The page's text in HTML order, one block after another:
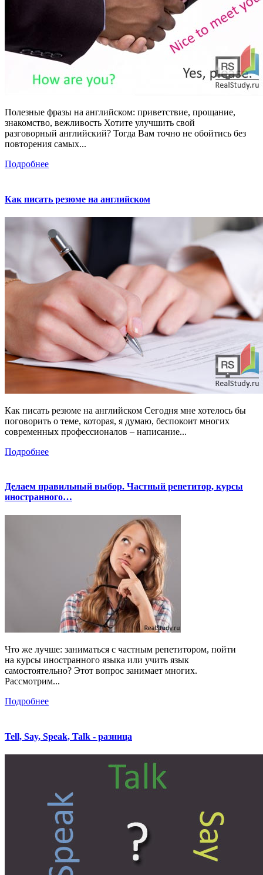
Полезные фразы на английском: приветствие, прощание,
знакомство, вежливость Хотите улучшить свой
разговорный английский? Тогда Вам точно не обойтись без
повторения самых...
Подробнее
Как писать резюме на английском
Как писать резюме на английском Сегодня мне хотелось бы
поговорить о теме, которая, я думаю, беспокоит многих
современных профессионалов – написание...
Подробнее
Делаем правильный выбор. Частный репетитор, курсы
иностранного…
Что же лучше: заниматься с частным репетитором, пойти
на курсы иностранного языка или учить язык
самостоятельно? Этот вопрос занимает многих.
Рассмотрим...
Подробнее
Tell, Say, Speak, Talk - разница